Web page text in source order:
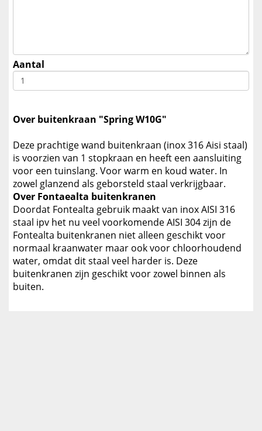
Aantal
Over buitenkraan "Spring W10G"
Deze prachtige wand buitenkraan (inox 316 Aisi staal)
is voorzien van 1 stopkraan en heeft een aansluiting
voor een tuinslang. Voor warm en koud water. In
zowel glanzend als geborsteld staal verkrijgbaar.
Over Fontaealta buitenkranen
Doordat Fontealta gebruik maakt van inox AISI 316
staal ipv het nu veel voorkomende AISI 304 zijn de
Fontealta buitenkranen niet alleen geschikt voor
normaal kraanwater maar ook voor chloorhoudend
water, omdat dit staal veel harder is. Deze
buitenkranen zijn geschikt voor zowel binnen als
buiten.